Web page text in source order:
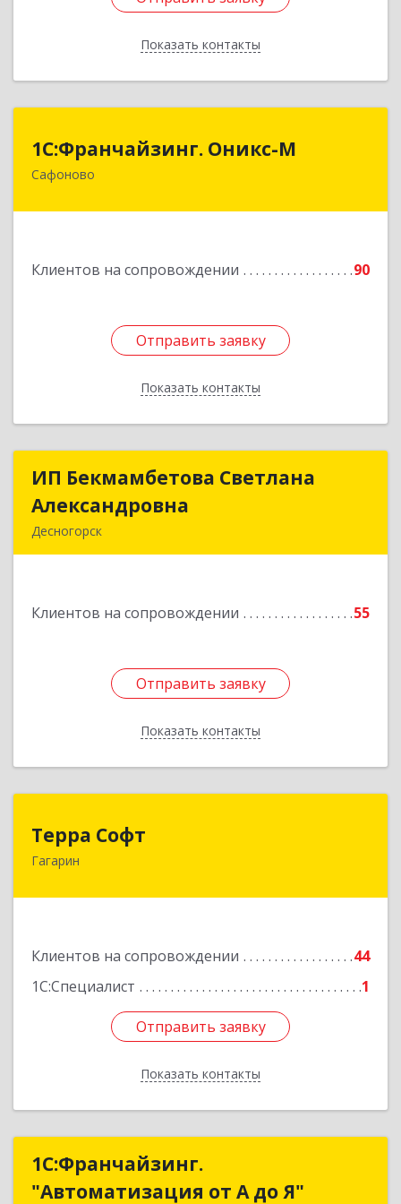
Показать контакты
Назад
1С:Франчайзинг. Оникс-М
Сафоново
Клиентов на сопровождении 90
Отправить заявку
Показать контакты
1С:Франчайзинг. Оникс-М
215500, Смоленская обл, Сафоновский р-н,
Отправить заявку
Назад
ИП Бекмамбетова Светлана
Александровна
Десногорск
Клиентов на сопровождении 55
Отправить заявку
Показать контакты
ИП Бекмамбетова Светлана
Подробнее
Отправить заявку
Назад
Терра Софт
Гагарин
Клиентов на сопровождении
44
1С:Специалист
1
Отправить заявку
Показать контакты
215010, Смоленская обл, Гагарин г, Ленина ул,
Отправить заявку
Назад
1С:Франчайзинг.
"Автоматизация от А до Я"
1С:Франчайзинг.
"Автоматизация от А до Я"